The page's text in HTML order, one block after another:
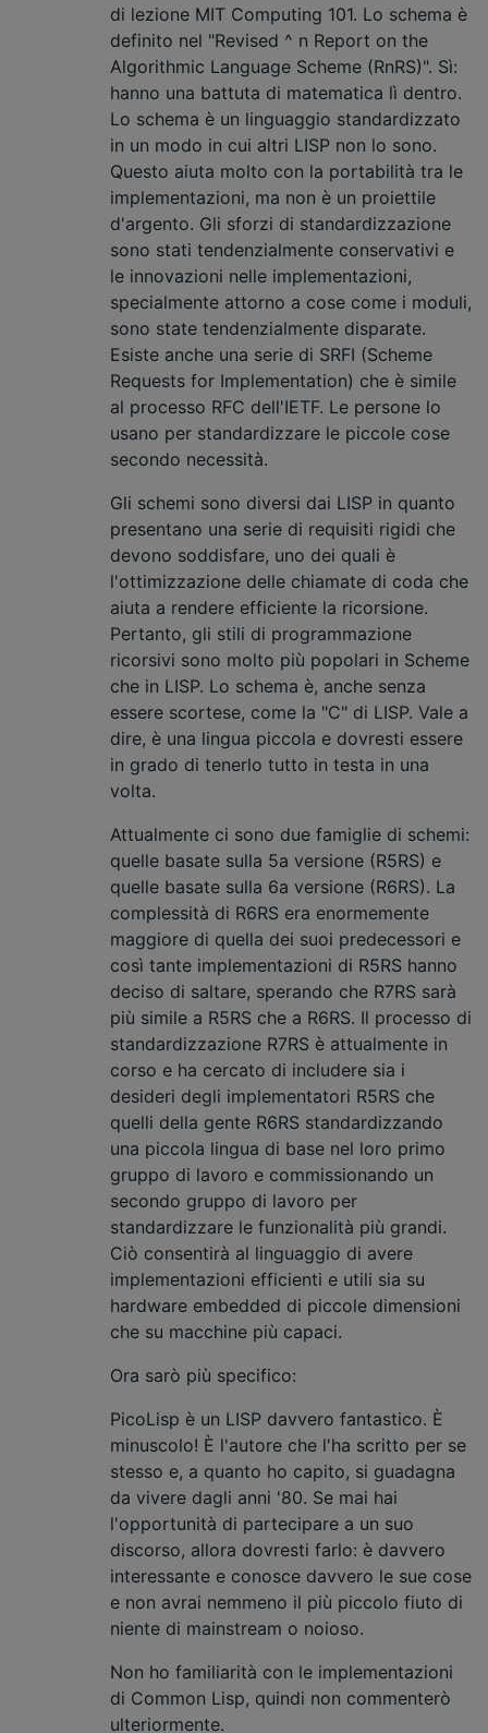
di lezione MIT Computing 101. Lo schema è
definito nel "Revised ^ n Report on the
Algorithmic Language Scheme (RnRS)". Sì:
hanno una battuta di matematica lì dentro.
Lo schema è un linguaggio standardizzato
in un modo in cui altri LISP non lo sono.
Questo aiuta molto con la portabilità tra le
implementazioni, ma non è un proiettile
d'argento. Gli sforzi di standardizzazione
sono stati tendenzialmente conservativi e
le innovazioni nelle implementazioni,
specialmente attorno a cose come i moduli,
sono state tendenzialmente disparate.
Esiste anche una serie di SRFI (Scheme
Requests for Implementation) che è simile
al processo RFC dell'IETF. Le persone lo
usano per standardizzare le piccole cose
secondo necessità.
Gli schemi sono diversi dai LISP in quanto
presentano una serie di requisiti rigidi che
devono soddisfare, uno dei quali è
l'ottimizzazione delle chiamate di coda che
aiuta a rendere efficiente la ricorsione.
Pertanto, gli stili di programmazione
ricorsivi sono molto più popolari in Scheme
che in LISP. Lo schema è, anche senza
essere scortese, come la "C" di LISP. Vale a
dire, è una lingua piccola e dovresti essere
in grado di tenerlo tutto in testa in una
volta.
Attualmente ci sono due famiglie di schemi:
quelle basate sulla 5a versione (R5RS) e
quelle basate sulla 6a versione (R6RS). La
complessità di R6RS era enormemente
maggiore di quella dei suoi predecessori e
così tante implementazioni di R5RS hanno
deciso di saltare, sperando che R7RS sarà
più simile a R5RS che a R6RS. Il processo di
standardizzazione R7RS è attualmente in
corso e ha cercato di includere sia i
desideri degli implementatori R5RS che
quelli della gente R6RS standardizzando
una piccola lingua di base nel loro primo
gruppo di lavoro e commissionando un
secondo gruppo di lavoro per
standardizzare le funzionalità più grandi.
Ciò consentirà al linguaggio di avere
implementazioni efficienti e utili sia su
hardware embedded di piccole dimensioni
che su macchine più capaci.
Ora sarò più specifico:
PicoLisp è un LISP davvero fantastico. È
minuscolo! È l'autore che l'ha scritto per se
stesso e, a quanto ho capito, si guadagna
da vivere dagli anni '80. Se mai hai
l'opportunità di partecipare a un suo
discorso, allora dovresti farlo: è davvero
interessante e conosce davvero le sue cose
e non avrai nemmeno il più piccolo fiuto di
niente di mainstream o noioso.
Non ho familiarità con le implementazioni
di Common Lisp, quindi non commenterò
ulteriormente.